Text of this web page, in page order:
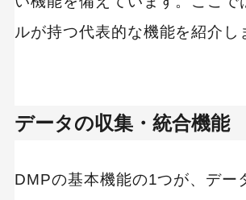
検索する
人気のキーワ
ルが持つ代表的な機能を紹介し
データの収集・統合機能
DMPの基本機能の1つが、デー